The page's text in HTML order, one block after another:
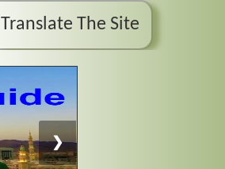
Translate The Site
❯